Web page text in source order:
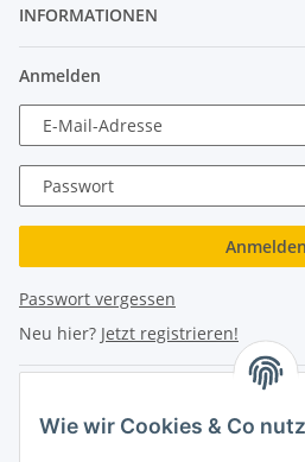
INFORMATIONEN
Anmelden
E-Mail-Adresse
Passwort
Anmelden
Passwort vergessen
Neu hier? Jetzt registrieren!
Hauptplatz 4
Wie wir Cookies & Co